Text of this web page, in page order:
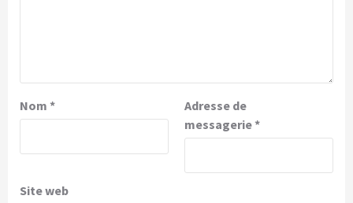
Nom *
Adresse de
messagerie*
Site web